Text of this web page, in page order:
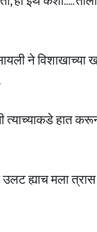
ने विशाखाच्या
त्याच्याकडे हात
उलट ह्याच मला